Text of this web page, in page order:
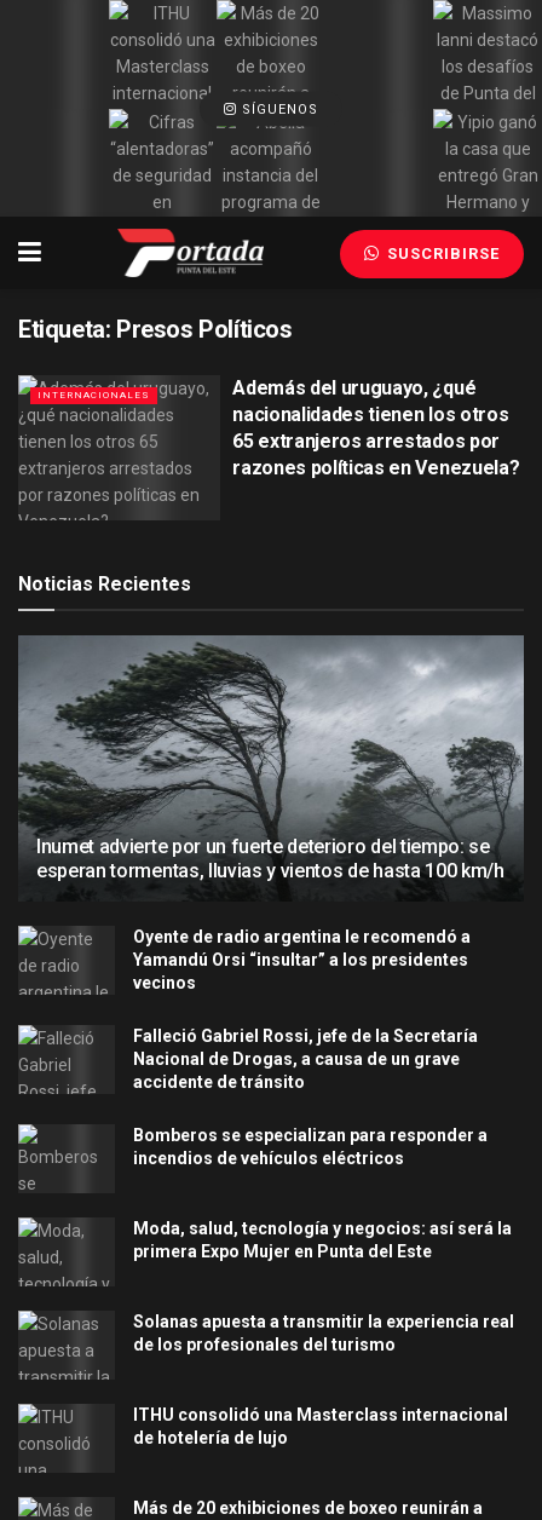
SÍGUENOS
SUSCRIBIRSE
Etiqueta: Presos Políticos
INTERNACIONALES
Además del uruguayo, ¿qué
nacionalidades tienen los otros
65 extranjeros arrestados por
razones políticas en Venezuela?
Noticias Recientes
Inumet advierte por un fuerte deterioro del tiempo: se
esperan tormentas, lluvias y vientos de hasta 100 km/h
Oyente de radio argentina le recomendó a
Yamandú Orsi “insultar” a los presidentes
vecinos
Falleció Gabriel Rossi, jefe de la Secretaría
Nacional de Drogas, a causa de un grave
accidente de tránsito
Bomberos se especializan para responder a
incendios de vehículos eléctricos
Moda, salud, tecnología y negocios: así será la
primera Expo Mujer en Punta del Este
Solanas apuesta a transmitir la experiencia real
de los profesionales del turismo
ITHU consolidó una Masterclass internacional
de hotelería de lujo
Más de 20 exhibiciones de boxeo reunirán a